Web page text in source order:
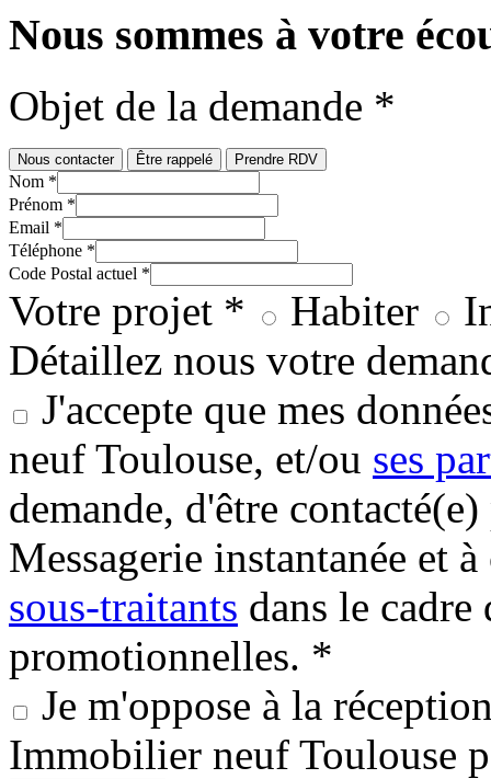
Nous sommes à votre
Objet de la demande *
Nous contacter Être rappelé Prendre RDV
Nom *
Prénom *
Email *
Téléphone *
Code Postal actuel *
Votre projet * Habiter
Détaillez nous votre
J'accepte que mes
neuf Toulouse, et/ou ses
demande, d'être
Messagerie instantanée et
sous-traitants dans le cadre
promotionnelles. *
Je m'oppose à la
Immobilier neuf Toulouse